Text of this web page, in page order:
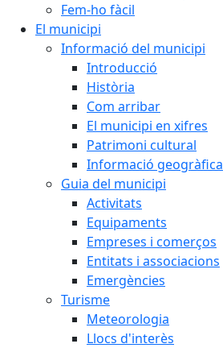
Fem-ho fàcil
El municipi
Informació del municipi
Introducció
Història
Com arribar
El municipi en xifres
Patrimoni cultural
Informació geogràfica
Guia del municipi
Activitats
Equipaments
Empreses i comerços
Entitats i associacions
Emergències
Turisme
Meteorologia
Llocs d'interès